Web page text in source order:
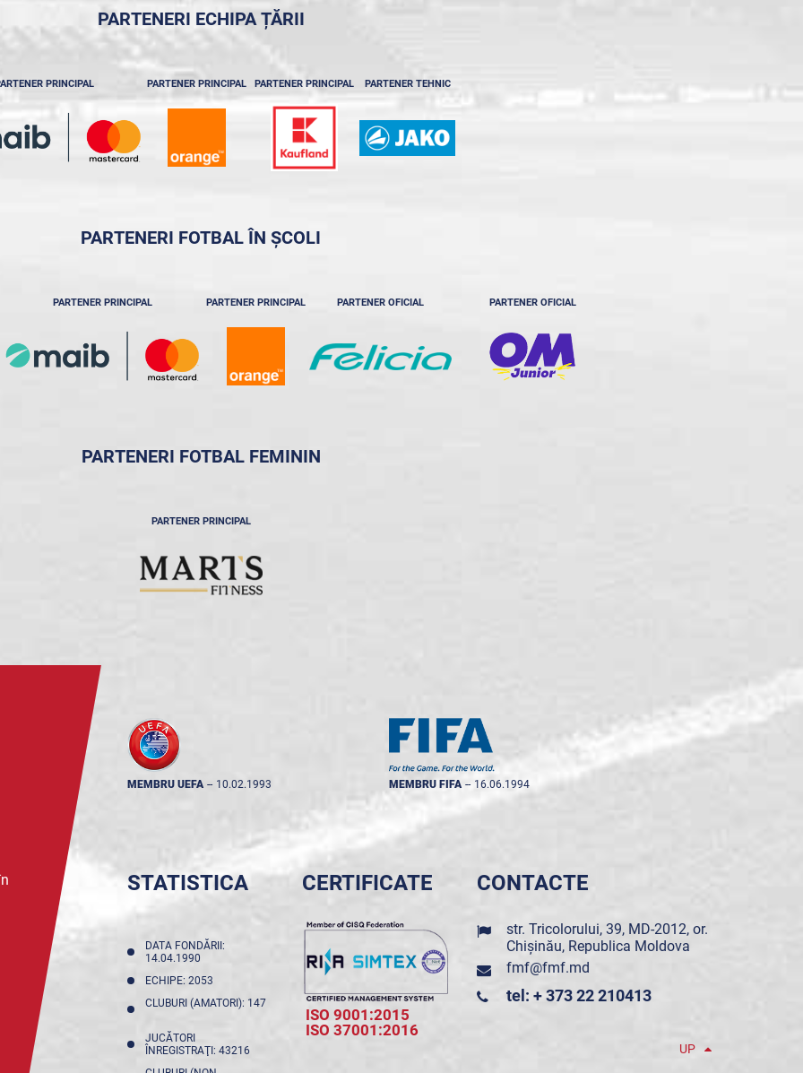
PARTENERI ECHIPA ȚĂRII
PRINCIPAL PARTENER PRINCIPAL PARTENER PRINCIPAL PARTENER TEHNIC
PARTENERI FOTBAL ÎN ȘCOLI
PARTENER PRINCIPAL PARTENER PRINCIPAL PARTENER OFICIAL PARTENER OFICIAL
PARTENERI FOTBAL FEMININ
PARTENER PRINCIPAL
MEMBRU UEFA -- 10.02.1993 MEMBRU FIFA -- 16.06.1994
STATISTICA
DATA FONDĂRII:
14.04.1990
ECHIPE: 2053
CLUBURI (AMATORI): 147
JUCĂTORI
ÎNREGISTRAŢI: 43216
CERTIFICATE
ISO 9001:2015
ISO 37001:2016
CONTACTE
str. Tricolorului, 39, MD-2012, or.
Chișinău, Republica Moldova
fmf@fmf.md
tel: + 373 22 210413
UP